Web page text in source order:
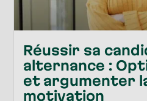
Réussir sa
alternance :
et argumenter
motivation